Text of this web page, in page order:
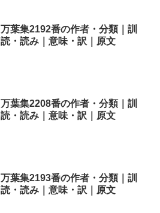
万葉集2192番の作者・分類｜訓
読・読み｜意味・訳｜原文
万葉集2208番の作者・分類｜訓
読・読み｜意味・訳｜原文
万葉集2193番の作者・分類｜訓
読・読み｜意味・訳｜原文